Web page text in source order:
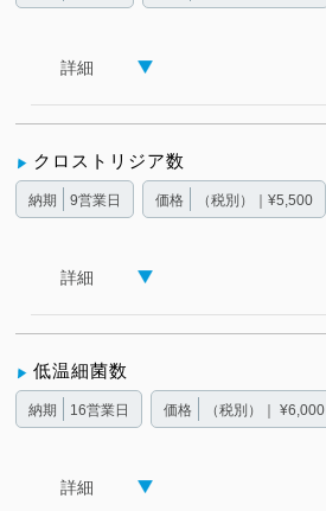
詳細
クロストリジア数
納期 9営業日 価格 （税別）｜¥5,500
詳細
低温細菌数
納期 16営業日 価格 （税別）｜ ¥6,000
詳細